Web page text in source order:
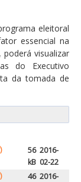
eleitoral
essencial na
visualizar
do Executivo
da tomada de
56
kB
2016-
02-22
46 2016-